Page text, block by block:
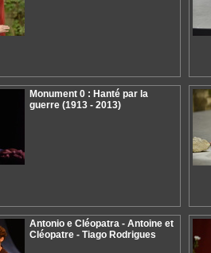
Monument 0 : Hanté par la
guerre (1913 - 2013)
Antonio e Cléopatra - Antoine et
Cléopatre - Tiago Rodrigues